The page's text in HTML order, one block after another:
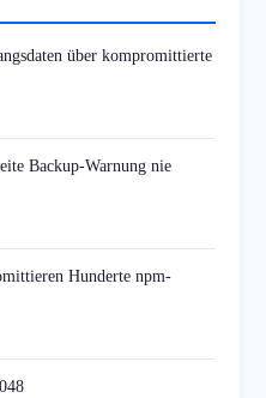
über kompromittierte
Backup-Warnung nie
Hunderte npm-